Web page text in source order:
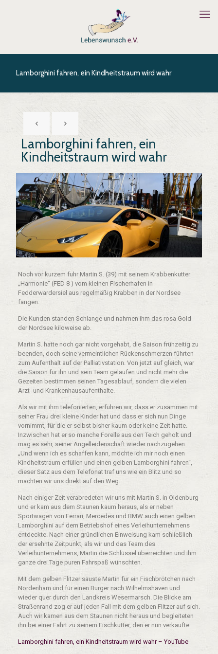
Lamborghini fahren, ein Kindheitstraum wird wahr
Lamborghini fahren, ein
Kindheitstraum wird wahr
Noch vor kurzem fuhr Martin S. (39) mit seinem Krabbenkutter
„Harmonie“ (FED 8 ) vom kleinen Fischerhafen in
Fedderwardersiel aus regelmäßig Krabben in der Nordsee
fangen.
Die Kunden standen Schlange und nahmen ihm das rosa Gold
der Nordsee kiloweise ab.
Martin S. hatte noch gar nicht vorgehabt, die Saison frühzeitig zu
beenden, doch seine vermeintlichen Rückenschmerzen führten
zum Aufenthalt auf der Palliativstation. Von jetzt auf gleich, war
die Saison für ihn und sein Team gelaufen und nicht mehr die
Gezeiten bestimmen seinen Tagesablauf, sondern die vielen
Arzt- und Krankenhausaufenthalte.
Als wir mit ihm telefonierten, erfuhren wir, dass er zusammen mit
seiner Frau drei kleine Kinder hat und dass er sich nun Dinge
vornimmt, für die er selbst bisher kaum oder keine Zeit hatte.
Inzwischen hat er so manche Forelle aus den Teich geholt und
mag es sehr, seiner Angelleidenschaft wieder nachzugehen.
„Und wenn ich es schaffen kann, möchte ich mir noch einen
Kindheitstraum erfüllen und einen gelben Lamborghini fahren“,
dieser Satz aus dem Telefonat traf uns wie ein Blitz und so
machten wir uns direkt auf den Weg.
Nach einiger Zeit verabredeten wir uns mit Martin S. in Oldenburg
und er kam aus dem Staunen kaum heraus, als er neben
Sportwagen von Ferrari, Mercedes und BMW auch einen gelben
Lamborghini auf dem Betriebshof eines Verleihunternehmens
entdeckte. Nach einer gründlichen Einweisung kam schließlich
der ersehnte Zeitpunkt, als wir und das Team des
Verleihunternehmens, Martin die Schlüssel überreichten und ihm
ganze drei Tage puren Fahrspaß wünschten.
Mit dem gelben Flitzer sauste Martin für ein Fischbrötchen nach
Nordenham und für einen Burger nach Wilhelmshaven und
wieder quer durch den Landkreis Wesermarsch. Die Blicke am
Straßenrand zog er auf jeden Fall mit dem gelben Flitzer auf sich.
Auch wir kamen aus dem Staunen nicht heraus und begleiteten
ihn bei einer Fahrt zu seinem Fischkutter, den er nun verkaufte.
Lamborghini fahren, ein Kindheitstraum wird wahr – YouTube